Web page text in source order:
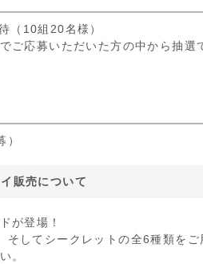
（10組20名様）
応募いただいた方の中から抽選
販売について
が登場！
してシークレットの全6種類をご
。